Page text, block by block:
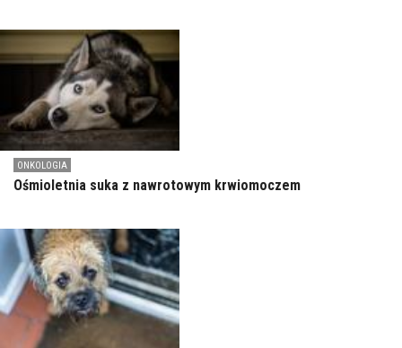
ONKOLOGIA
Ośmioletnia suka z nawrotowym krwiomoczem